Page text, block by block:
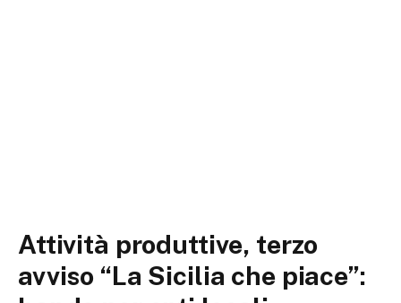
Attività produttive, terzo
avviso “La Sicilia che piace”: